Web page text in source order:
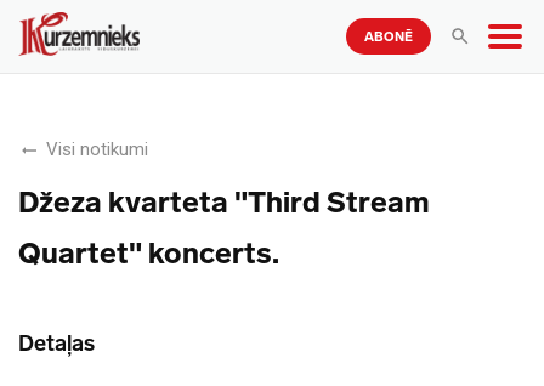
ABONĒ
Visi notikumi
Džeza kvarteta "Third Stream
Quartet" koncerts.
Detaļas